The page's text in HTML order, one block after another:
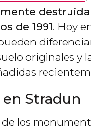
de 1991. Hoy
originales y
en Stradun
de los